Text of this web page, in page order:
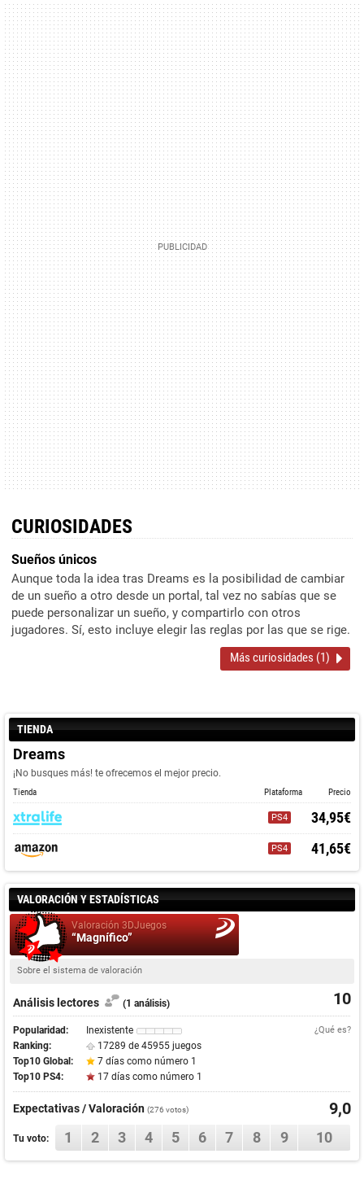
CURIOSIDADES
Sueños únicos
Aunque toda la idea tras Dreams es la posibilidad de cambiar
de un sueño a otro desde un portal, tal vez no sabías que se
puede personalizar un sueño, y compartirlo con otros
jugadores. Sí, esto incluye elegir las reglas por las que se rige.
Más curiosidades (1)
TIENDA
Dreams
¡No busques más! te ofrecemos el mejor precio.
Tienda Plataforma Precio
PS4 34,95€
PS4 41,65€
VALORACIÓN Y ESTADÍSTICAS
Valoración 3DJuegos
“Magnífico”
Sobre el sistema de valoración
10
Análisis lectores (1 análisis)
Popularidad: Inexistente ¿Qué es?
Ranking:
17289 de 45955 juegos
Top10 Global:
7 días como número 1
Top10 PS4:
17 días como número 1
Expectativas / Valoración (276 votos) 9,0
Tu voto: 1 2 3 4 5 6 7 8 9 10